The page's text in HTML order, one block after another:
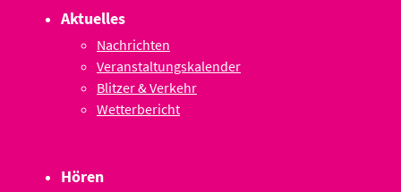
Aktuelles
Nachrichten
Veranstaltungskalender
Blitzer & Verkehr
Wetterbericht
Hören